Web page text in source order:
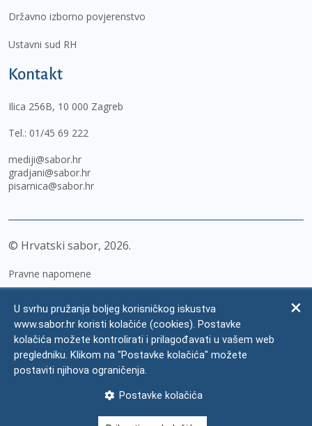
Državno izborno povjerenstvo
Ustavni sud RH
Kontakt
Ilica 256B, 10 000 Zagreb
Tel.: 01/45 69 222
mediji@sabor.hr
gradjani@sabor.hr
pisarnica@sabor.hr
© Hrvatski sabor, 2026
Pravne napomene
Zaštita osobnih podataka
Impressum
Česta pitanja
U svrhu pružanja boljeg korisničkog iskustva
www.sabor.hr koristi kolačiće (cookies). Postavke
kolačića možete kontrolirati i prilagođavati u vašem web
pregledniku. Klikom na "Postavke kolačića" možete
postaviti njihova ograničenja.
Postavke kolačića